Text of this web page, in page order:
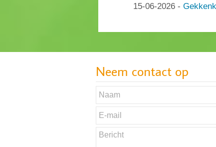
15-06-2026 -
Neem contact op